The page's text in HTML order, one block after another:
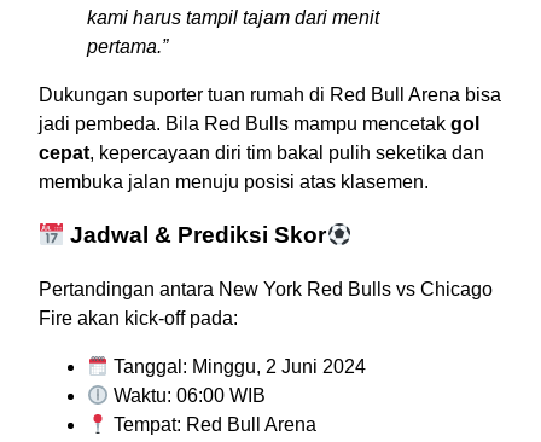
kami harus tampil tajam dari menit
pertama.”
Dukungan suporter tuan rumah di Red Bull Arena bisa
jadi pembeda. Bila Red Bulls mampu mencetak gol
cepat, kepercayaan diri tim bakal pulih seketika dan
membuka jalan menuju posisi atas klasemen.
Jadwal & Prediksi Skor
Pertandingan antara New York Red Bulls vs Chicago
Fire akan kick-off pada:
Tanggal: Minggu, 2 Juni 2024
Waktu: 06:00 WIB
Tempat: Red Bull Arena